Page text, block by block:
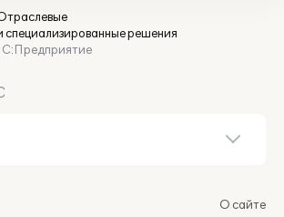
специализированные решения
О сайте